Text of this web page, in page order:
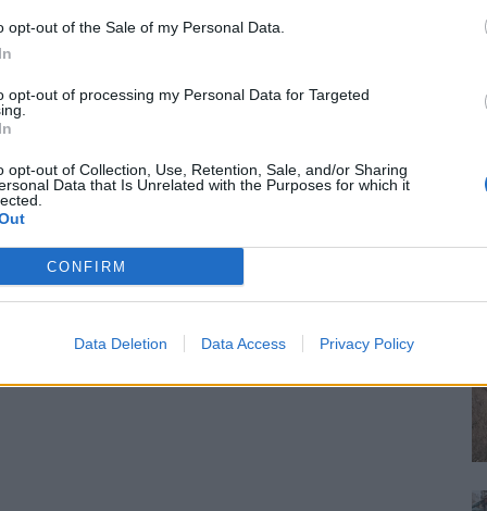
opt-out of the Sale of my Personal Data.
opt-out of processing my Personal Data for Targeted
opt-out of Collection, Use, Retention, Sale, and/or Sharing
Data that Is Unrelated with the Purposes for which it
CONFIRM
Data Deletion Data Access Privacy Policy